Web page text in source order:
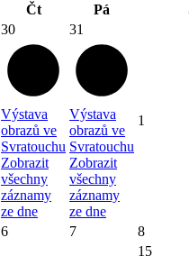
Čt Pá
30
Výstava
obrazů ve
Svratouchu
Zobrazit
všechny
záznamy
ze dne
31
Výstava
obrazů ve
Svratouchu
Zobrazit
všechny
záznamy
ze dne
1
6 7 8
15